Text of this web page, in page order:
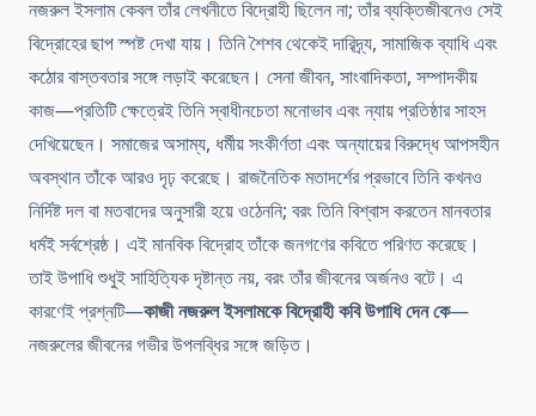
নজরুল ইসলাম কেবল তাঁর লেখনীতে বিদ্রোহী ছিলেন না; তাঁর ব্যক্তিজীবনেও সেই
বিদ্রোহের ছাপ স্পষ্ট দেখা যায়। তিনি শৈশব থেকেই দারিদ্র্য, সামাজিক ব্যাধি এবং
কঠোর বাস্তবতার সঙ্গে লড়াই করেছেন। সেনা জীবন, সাংবাদিকতা, সম্পাদকীয়
কাজ—প্রতিটি ক্ষেত্রেই তিনি স্বাধীনচেতা মনোভাব এবং ন্যায় প্রতিষ্ঠার সাহস
দেখিয়েছেন। সমাজের অসাম্য, ধর্মীয় সংকীর্ণতা এবং অন্যায়ের বিরুদ্ধে আপসহীন
অবস্থান তাঁকে আরও দৃঢ় করেছে। রাজনৈতিক মতাদর্শের প্রভাবে তিনি কখনও
নির্দিষ্ট দল বা মতবাদের অনুসারী হয়ে ওঠেননি; বরং তিনি বিশ্বাস করতেন মানবতার
ধর্মই সর্বশ্রেষ্ঠ। এই মানবিক বিদ্রোহ তাঁকে জনগণের কবিতে পরিণত করেছে।
তাই উপাধি শুধুই সাহিত্যিক দৃষ্টান্ত নয়, বরং তাঁর জীবনের অর্জনও বটে। এ
কারণেই প্রশ্নটি—কাজী নজরুল ইসলামকে বিদ্রোহী কবি উপাধি দেন কে—
নজরুলের জীবনের গভীর উপলব্ধির সঙ্গে জড়িত।